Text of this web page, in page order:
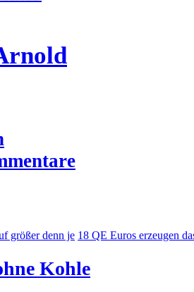
größer denn je 18 QE Euros erzeugen
Kohle